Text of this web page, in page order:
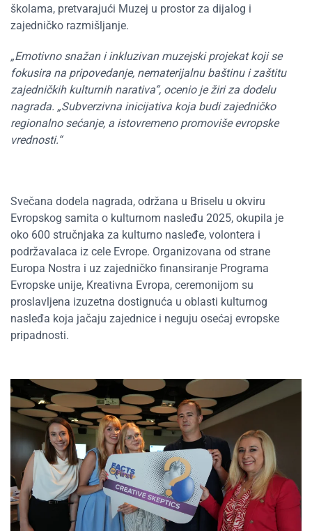
školama, pretvarajući Muzej u prostor za dijalog i
zajedničko razmišljanje.
„Emotivno snažan i inkluzivan muzejski projekat koji se
fokusira na pripovedanje, nematerijalnu baštinu i zaštitu
zajedničkih kulturnih narativa“, ocenio je žiri za dodelu
nagrada. „Subverzivna inicijativa koja budi zajedničko
regionalno sećanje, a istovremeno promoviše evropske
vrednosti.“
Svečana dodela nagrada, održana u Briselu u okviru
Evropskog samita o kulturnom nasleđu 2025, okupila je
oko 600 stručnjaka za kulturno nasleđe, volontera i
podržavalaca iz cele Evrope. Organizovana od strane
Europa Nostra i uz zajedničko finansiranje Programa
Evropske unije, Kreativna Evropa, ceremonijom su
proslavljena izuzetna dostignuća u oblasti kulturnog
nasleđa koja jačaju zajednice i neguju osećaj evropske
pripadnosti.